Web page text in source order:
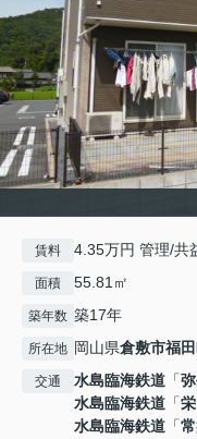
賃料 4.35万円 管理/共
面積 55.81㎡
築年数 築17年
所在地 岡山県倉敷市福
交通 水島臨海鉄道 「
水島臨海鉄道 「栄
水島臨海鉄道 「